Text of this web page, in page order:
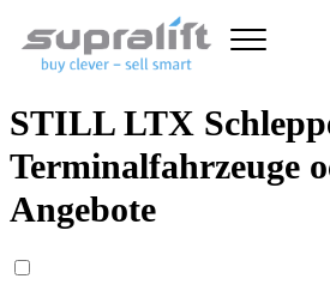
STILL LTX
Terminalfahrzeuge
Angebote